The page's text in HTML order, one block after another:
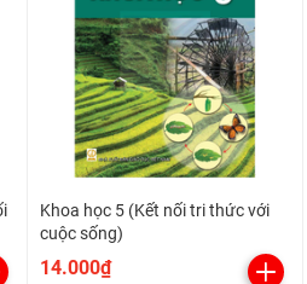
Khoa học 5 (Kết nối tri thức với
cuộc sống)
14.000₫